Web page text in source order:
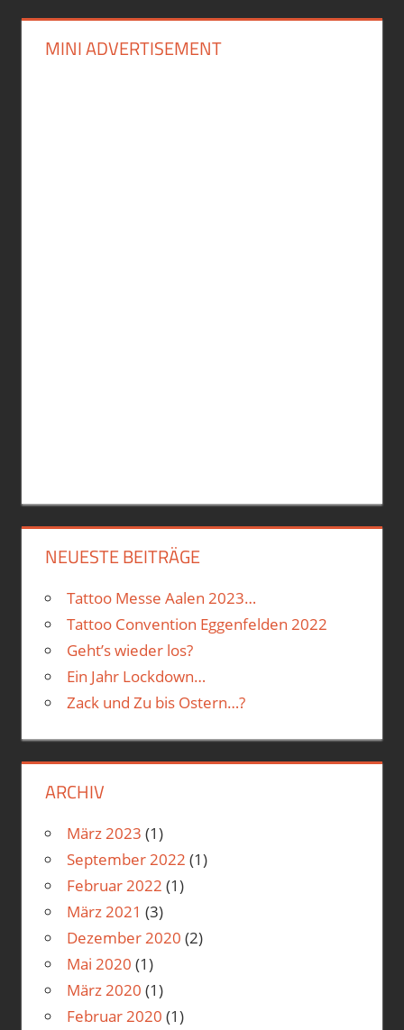
MINI ADVERTISEMENT
NEUESTE BEITRÄGE
Tattoo Messe Aalen 2023…
Tattoo Convention Eggenfelden 2022
Geht’s wieder los?
Ein Jahr Lockdown…
Zack und Zu bis Ostern…?
ARCHIV
März 2023 (1)
September 2022 (1)
Februar 2022 (1)
März 2021 (3)
Dezember 2020 (2)
Mai 2020 (1)
März 2020 (1)
Februar 2020 (1)